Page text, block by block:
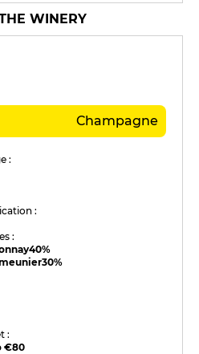
WINERY
Champagne
:
:
:
40%
30%
:
€80